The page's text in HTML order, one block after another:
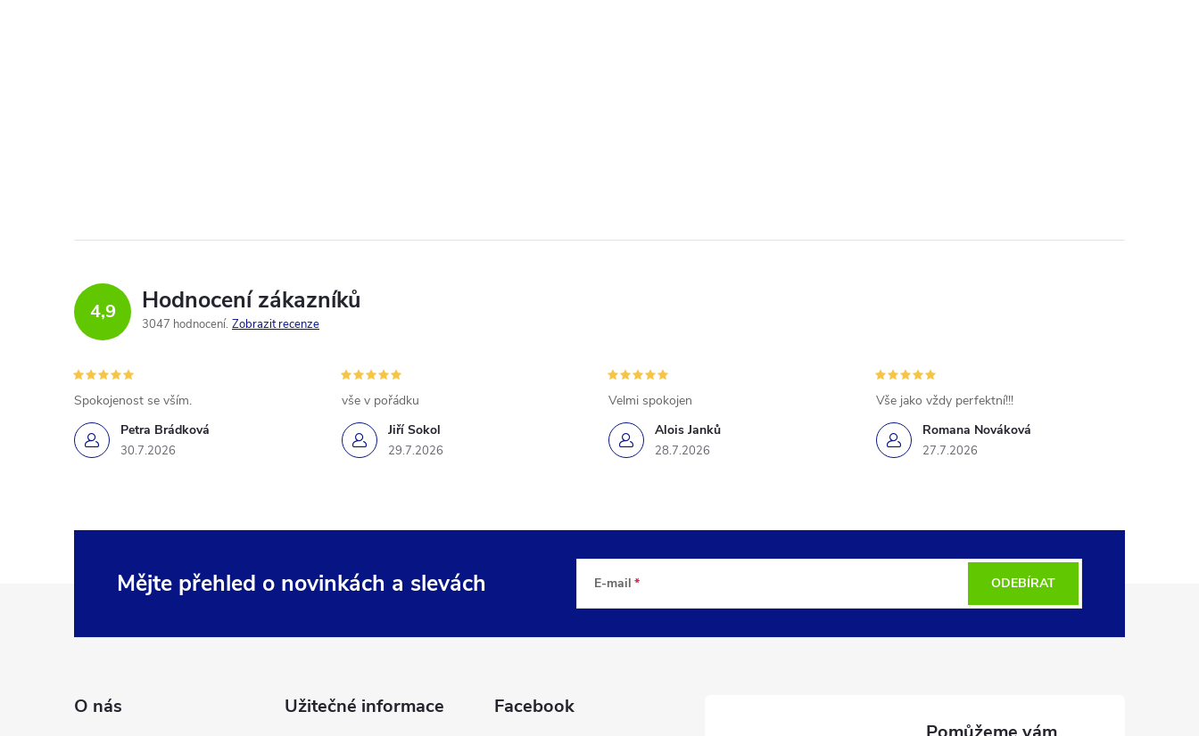
4,9 Hodnocení zákazníků
3047 hodnocení Zobrazit recenze
Petra Brádková
30.7.2026
Spokojenost se vším.
Jiří Sokol
29.7.2026
vše v pořádku
Alois Janků
28.7.2026
Velmi spokojen
Romana Nováková
27.7.2026
Vše jako vždy perfektní!!!
Mějte přehled o novinkách a slevách E-mail ODEBÍRAT
O nás Užitečné informace Facebook